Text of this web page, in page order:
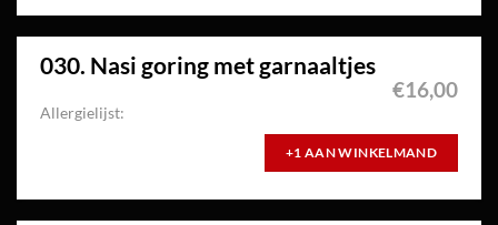
030. Nasi goring met garnaaltjes
€16,00
Allergielijst:
+1 AAN WINKELMAND